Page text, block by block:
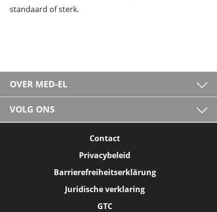
standaard of sterk.
OVER MED-EL
VOLG ONS
Contact
Privacybeleid
Barrierefreiheitserklärung
Juridische verklaring
GTC